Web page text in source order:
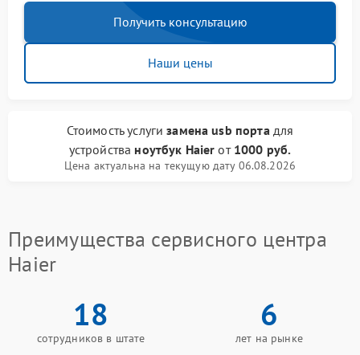
Получить консультацию
Наши цены
Стоимость услугизамена usb портадля
устройства ноутбук Haier от 1000 руб.
Цена актуальна на текущую дату 06.08.2026
Преимущества сервисного центра
Haier
18
сотрудников в штате
6
лет на рынке